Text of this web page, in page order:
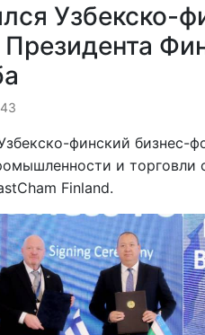
Узбекско-
финский бизнес-
и торговли
Finland.